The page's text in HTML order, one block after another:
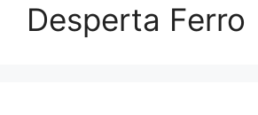
Desperta Ferro